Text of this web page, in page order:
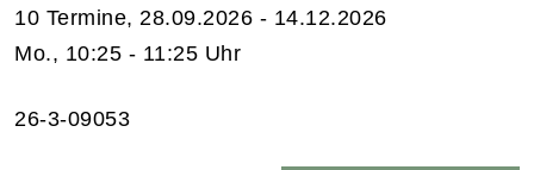
10 Termine, 28.09.2026 - 14.12.2026
Mo., 10:25 - 11:25 Uhr
26-3-09053